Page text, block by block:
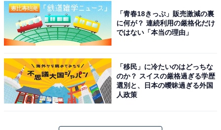
千葉県最大の滝・粟又の滝（落差約30m・長さ約100m）
から千代の滝・万代の滝・昇龍の滝をつなぐ「滝めぐり
キング初心者や子ども連れにも最適です。遊歩道沿いで
はサワガニや小魚、運が良ければカワセミにも出会えま
す。
「青春18きっぷ」販売激減の裏
に何が？ 連続利用の厳格化だけ
ではない「本当の理由」
「移民」に冷たいのはどっちな
のか？ スイスの厳格過ぎる学歴
選別と、日本の曖昧過ぎる外国
人政策